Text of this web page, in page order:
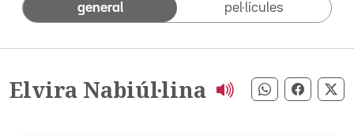
general pel·lícules
Elvira Nabiúl·lina Compartir